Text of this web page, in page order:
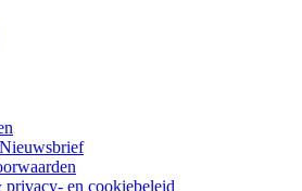
en cookiebeleid